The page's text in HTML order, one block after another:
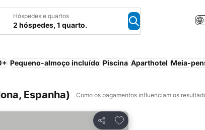
Hóspedes e quartos
2 hóspedes, 1 quarto.
Pequeno-almoço incluído Piscina Aparthotel Meia-
Espanha) Como os pagamentos influenciam os
Partilhar
Adicionar aos favoritos